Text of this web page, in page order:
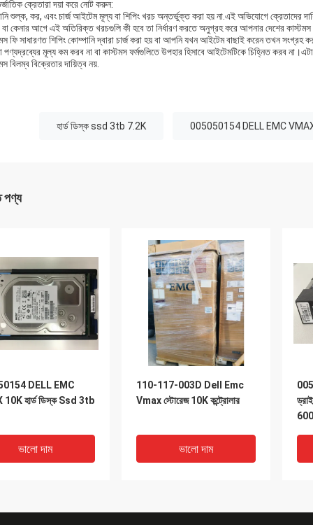
ক্রেতারা দয়া করে নোট করুন:
শুল্ক, কর, এবং চার্জ আইটেম মূল্য বা শিপিং খরচ অন্তর্ভুক্ত করা হয় না.এই অভিযোগে ক্রেতাদের
বা কেনার আগে এই অতিরিক্ত খরচগুলি কী হবে তা নির্ধারণ করতে অনুগ্রহ করে আপনার দেশের
ফি সাধারণত শিপিং কোম্পানি দ্বারা চার্জ করা হয় বা আপনি যখন আইটেম বাছাই করেন তখন সংগ্রহ
মূল্য কম করব না বা কাস্টমস ফর্মগুলিতে উপহার হিসাবে আইটেমটিকে চিহ্নিত করব
বিলম্ব বিক্রেতার দায়িত্ব নয়.
হার্ড ডিস্ক ssd 3tb 7.2K 005050154 DELL EMC
পণ্য
DELL EMC
10K হার্ড ডিস্ক Ssd 3tb
ভালো দাম
110-117-003D Dell Emc
Vmax স্টোরেজ 10K কন্ট্রোলার
ভালো দাম